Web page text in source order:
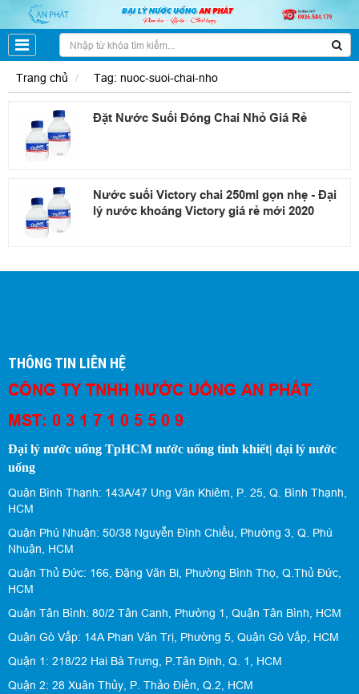
Trang chủ Tag: nuoc-suoi-chai-nho
Đặt Nước Suối Đóng Chai Nhỏ Giá Rẻ
Nước suối Victory chai 250ml gọn nhẹ - Đại
lý nước khoáng Victory giá rẻ mới 2020
THÔNG TIN LIÊN HỆ
CÔNG TY TNHH NƯỚC UỐNG AN PHÁT
MST: 0 3 1 7 1 0 5 5 0 9
Đại lý nước uống TpHCM nước uống tinh khiết| đại lý nước
uống
Quận Bình Thạnh: 143A/47 Ung Văn Khiêm, P. 25, Q. Bình Thạnh,
HCM
Quận Phú Nhuận: 50/38 Nguyễn Đình Chiểu, Phường 3, Q. Phú
Nhuận, HCM
Quận Thủ Đức: 166, Đặng Văn Bi, Phường Bình Thọ, Q.Thủ Đức,
HCM
Quận Tân Bình: 80/2 Tân Canh, Phường 1, Quận Tân Bình, HCM
Quận Gò Vấp: 14A Phan Văn Trị, Phường 5, Quận Gò Vấp, HCM
Quận 1: 218/22 Hai Bà Trưng, P.Tân Định, Q. 1, HCM
Quận 2: 28 Xuân Thủy, P. Thảo Điền, Q.2, HCM